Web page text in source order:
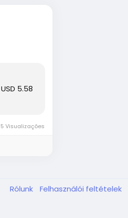
5.58
Visualizações
Rólunk Felhasználói feltételek